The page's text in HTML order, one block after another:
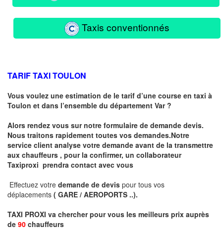
Taxis conventionnés
TARIF TAXI TOULON
Vous voulez une estimation de le tarif d’une course en taxi à
Toulon et dans l’ensemble du département Var ?
Alors rendez vous sur notre formulaire de demande devis.
Nous traitons rapidement toutes vos demandes.Notre
service client analyse votre demande avant de la transmettre
aux chauffeurs , pour la confirmer, un collaborateur
Taxiproxi prendra contact avec vous
Effectuez votre demande de devis pour tous vos
déplacements ( GARE / AEROPORTS ..).
TAXI PROXI va chercher pour vous les meilleurs prix auprès
de 90 chauffeurs